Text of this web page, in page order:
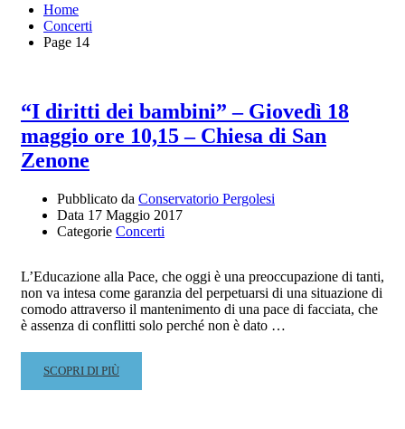
Home
Concerti
Page 14
“I diritti dei bambini” – Giovedì 18
maggio ore 10,15 – Chiesa di San
Zenone
Pubblicato da Conservatorio Pergolesi
Data 17 Maggio 2017
Categorie Concerti
L’Educazione alla Pace, che oggi è una preoccupazione di tanti,
non va intesa come garanzia del perpetuarsi di una situazione di
comodo attraverso il mantenimento di una pace di facciata, che
è assenza di conflitti solo perché non è dato …
READ
MORE
SCOPRI DI PIÙ